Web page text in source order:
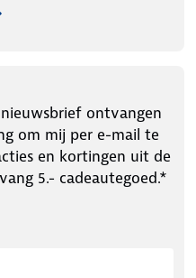
ontvangen
om mij per e-mail te
en kortingen uit de
5.- cadeautegoed.*